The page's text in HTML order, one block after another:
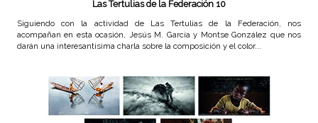
Las Tertulias de la Federación 10
Siguiendo con la actividad de Las Tertulias de la Federación, nos
acompañan en esta ocasión, Jesús M. García y Montse González que nos
darán una interesantisima charla sobre la composición y el color...